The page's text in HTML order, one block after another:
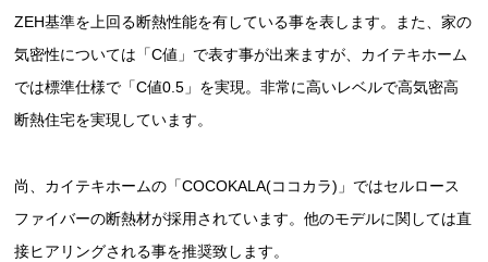
ZEH基準を上回る断熱性能を有している事を表します。また、家の
気密性については「C値」で表す事が出来ますが、カイテキホーム
では標準仕様で「C値0.5」を実現。非常に高いレベルで高気密高
断熱住宅を実現しています。
尚、カイテキホームの「COCOKALA(ココカラ)」ではセルロース
ファイバーの断熱材が採用されています。他のモデルに関しては直
接ヒアリングされる事を推奨致します。